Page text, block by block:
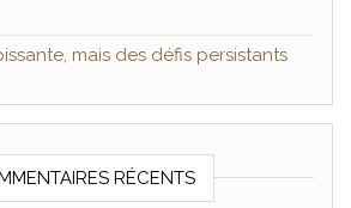
mais des défis persistants
RÉCENTS